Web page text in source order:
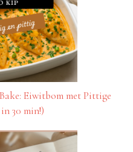
Eiwitbom met Pittige
30 min!)